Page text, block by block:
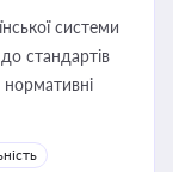
системи
до стандартів